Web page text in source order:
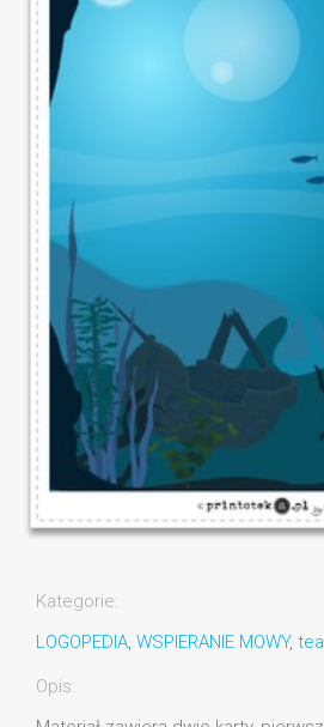
Kategorie:
LOGOPEDIA, WSPIERANIE MOWY,
Opis: